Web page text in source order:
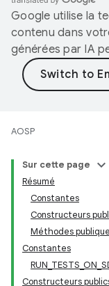
Google utilise la
contenu dans
générées par IA
AOSP
Sur cette page
Résumé
Constantes
Constructeurs
Méthodes
Constantes
Constructeurs